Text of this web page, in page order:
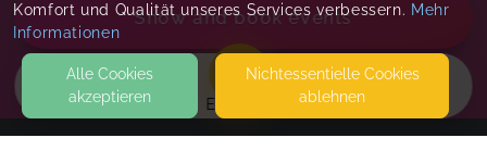
EVENTS
Show and book events
Komfort und Qualität unseres Services verbessern. Mehr
Informationen
Alle Cookies
akzeptieren
Nicht­essentielle Cookies
ablehnen